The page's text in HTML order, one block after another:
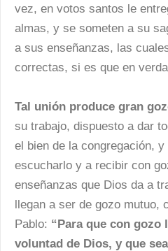
vez, en votos santos le
almas, y se someten a su
a sus enseñanzas, las
correctas, si es que en
Tal unión produce gran
su trabajo, dispuesto a dar
el bien de la congregación,
escucharlo y a recibir con
enseñanzas que Dios da a
llegan a ser de gozo mutuo,
Pablo: “Para que con
voluntad de Dios, y que